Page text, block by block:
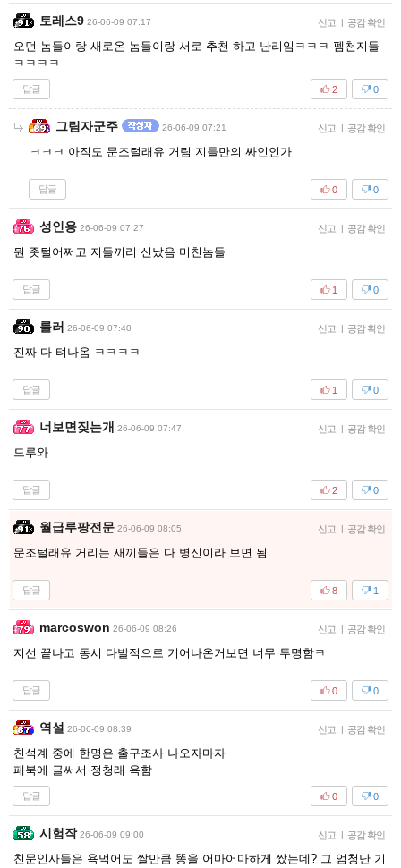
토레스9 26-06-09 07:17 신고 | 공감 확인
오던 놈들이랑 새로온 놈들이랑 서로 추천 하고 난리임ㅋㅋㅋ 펨천지들
ㅋㅋㅋㅋ
답글 0
2
그림자군주 26-06-09 07:21 신고 | 공감 확인
ㅋㅋㅋ 아직도 문조털래유 거림 지들만의 싸인인가
답글 0
0
성인용 26-06-09 07:27 신고 | 공감 확인
뭔 좃털어쩌고 지들끼리 신났음 미친놈들
답글 0
1
룰러 26-06-09 07:40 신고 | 공감 확인
진짜 다 텨나옴 ㅋㅋㅋㅋ
답글 0
1
너보면짖는개 26-06-09 07:47 신고 | 공감 확인
드루와
답글 0
2
월급루팡전문 26-06-09 08:05 신고 | 공감 확인
문조털래유 거리는 새끼들은 다 병신이라 보면 됨
답글 1
8
marcoswon 26-06-09 08:26 신고 | 공감 확인
지선 끝나고 동시 다발적으로 기어나온거보면 너무 투명함ㅋ
답글 0
0
역설 26-06-09 08:39 신고 | 공감 확인
친석계 중에 한명은 출구조사 나오자마자
페북에 글써서 정청래 욕함
답글 0
0
시험작 26-06-09 09:00 신고 | 공감 확인
친문인사들은 욕먹어도 쌀만큼 똥을 어마어마하게 쌌는데? 그 엄청난 기